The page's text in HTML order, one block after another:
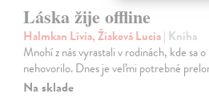
Láska žije offline
Halmkan Lívia, Žiaková Lucia| Kniha
Mnohí z nás vyrastali v rodinách, kde sa
nehovorilo. Dnes je veľmi potrebné
Na sklade